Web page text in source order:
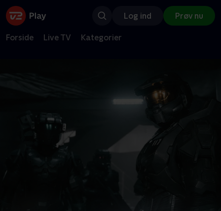
Log ind Prøv nu
Forside Live TV Kategorier